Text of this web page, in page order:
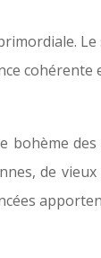
cohérente
de